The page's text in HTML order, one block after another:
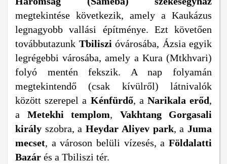
megtekintése következik, amely a Kaukázus
legnagyobb vallási építménye. Ezt követően
továbbutazunk Tbiliszi óvárosába, Ázsia egyik
legrégebbi városába, amely a Kura (Mtkhvari)
folyó mentén fekszik. A nap folyamán
megtekintendő (csak kívülről) látnivalók
között szerepel a Kénfürdő, a Narikala erőd,
a Metekhi templom, Vakhtang Gorgasali
király szobra, aHeydar Aliyev park, aJuma
mecset, a városon belüli vízesés, a Földalatti
Bazár és a Tbiliszi tér.